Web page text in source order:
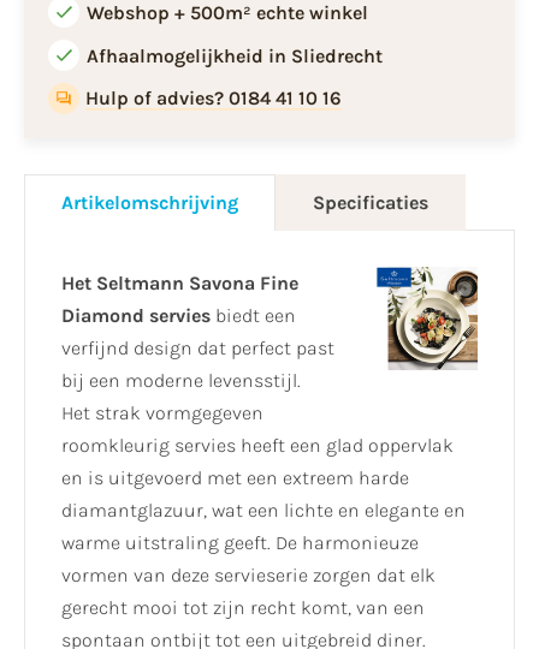
Webshop + 500m² echte winkel
Afhaalmogelijkheid in Sliedrecht
Hulp of advies? 0184 41 10 16
Artikelomschrijving Specificaties
Het Seltmann Savona Fine
Diamond servies biedt een
verfijnd design dat perfect past
bij een moderne levensstijl.
Het strak vormgegeven
roomkleurig servies heeft een glad oppervlak
en is uitgevoerd met een extreem harde
diamantglazuur, wat een lichte en elegante en
warme uitstraling geeft. De harmonieuze
vormen van deze servieserie zorgen dat elk
gerecht mooi tot zijn recht komt, van een
spontaan ontbijt tot een uitgebreid diner.